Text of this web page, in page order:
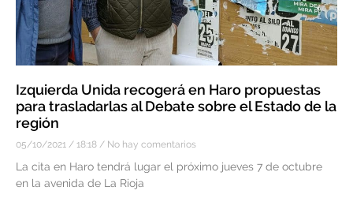
Izquierda Unida recogerá en Haro propuestas
para trasladarlas al Debate sobre el Estado de la
región
05/10/2021 18:18 No hay comentarios
La cita en Haro tendrá lugar el próximo jueves 7 de octubre
en la avenida de La Rioja